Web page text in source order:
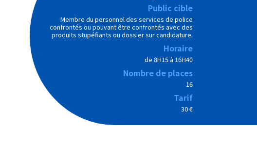
Public cible
Membre du personnel des services de police
confrontés ou pouvant être confrontés avec des
produits stupéfiants ou dossier sur candidature.
Horaire
de 8H15 à 16H40
Nombre de places
16
Tarif
30 €